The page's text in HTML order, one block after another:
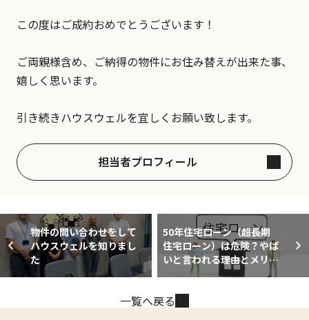
この度はご成約おめでとうございます！
ご両親様含め、ご納得の物件にお住み替えが出来た事、
嬉しく思います。
引き続きハウスウェルを宜しくお願い致します。
担当者プロフィール
物件の問い合わせをして
ハウスウェルを知りまし
た
50年住宅ローン（超長期
住宅ローン）は危険？やば
いと言われる理由とメリッ
ト・デメリット
一覧へ戻る